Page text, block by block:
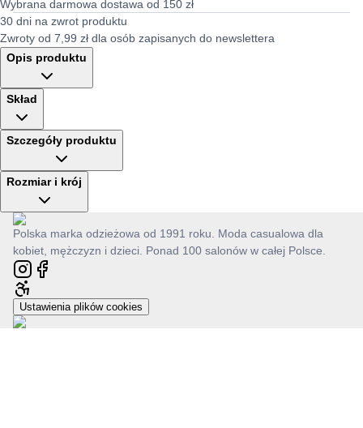
Wybrana darmowa dostawa od 150 zł
30 dni na zwrot produktu
Zwroty od 7,99 zł dla osób zapisanych do newslettera
Opis produktu
Skład
Szczegóły produktu
Rozmiar i krój
Polska marka odzieżowa od 1991 roku. Moda casualowa dla
kobiet, mężczyzn i dzieci. Ponad 100 salonów w całej Polsce.
Ustawienia plików cookies